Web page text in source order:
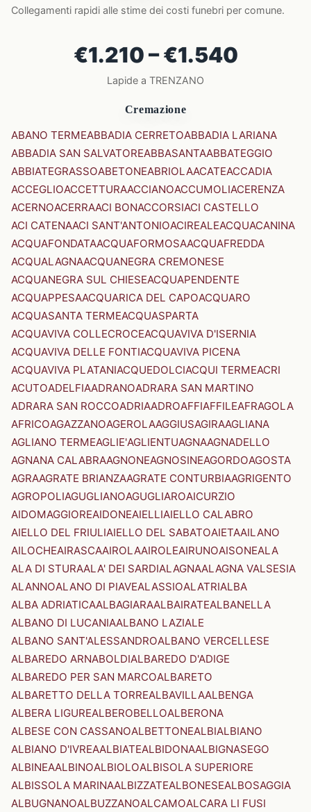
Collegamenti rapidi alle stime dei costi funebri per comune.
€1.210 – €1.540
Lapide a TRENZANO
Cremazione
ABANO TERMEABBADIA CERRETOABBADIA LARIANA
ABBADIA SAN SALVATOREABBASANTAABBATEGGIO
ABBIATEGRASSOABETONEABRIOLAACATEACCADIA
ACCEGLIOACCETTURAACCIANOACCUMOLIACERENZA
ACERNOACERRAACI BONACCORSIACI CASTELLO
ACI CATENAACI SANT'ANTONIOACIREALEACQUACANINA
ACQUAFONDATAACQUAFORMOSAACQUAFREDDA
ACQUALAGNAACQUANEGRA CREMONESE
ACQUANEGRA SUL CHIESEACQUAPENDENTE
ACQUAPPESAACQUARICA DEL CAPOACQUARO
ACQUASANTA TERMEACQUASPARTA
ACQUAVIVA COLLECROCEACQUAVIVA D'ISERNIA
ACQUAVIVA DELLE FONTIACQUAVIVA PICENA
ACQUAVIVA PLATANIACQUEDOLCIACQUI TERMEACRI
ACUTOADELFIAADRANOADRARA SAN MARTINO
ADRARA SAN ROCCOADRIAADROAFFIAFFILEAFRAGOLA
AFRICOAGAZZANOAGEROLAAGGIUSAGIRAAGLIANA
AGLIANO TERMEAGLIE'AGLIENTUAGNAAGNADELLO
AGNANA CALABRAAGNONEAGNOSINEAGORDOAGOSTA
AGRAAGRATE BRIANZAAGRATE CONTURBIAAGRIGENTO
AGROPOLIAGUGLIANOAGUGLIAROAICURZIO
AIDOMAGGIOREAIDONEAIELLIAIELLO CALABRO
AIELLO DEL FRIULIAIELLO DEL SABATOAIETAAILANO
AILOCHEAIRASCAAIROLAAIROLEAIRUNOAISONEALA
ALA DI STURAALA' DEI SARDIALAGNAALAGNA VALSESIA
ALANNOALANO DI PIAVEALASSIOALATRIALBA
ALBA ADRIATICAALBAGIARAALBAIRATEALBANELLA
ALBANO DI LUCANIAALBANO LAZIALE
ALBANO SANT'ALESSANDROALBANO VERCELLESE
ALBAREDO ARNABOLDIALBAREDO D'ADIGE
ALBAREDO PER SAN MARCOALBARETO
ALBARETTO DELLA TORREALBAVILLAALBENGA
ALBERA LIGUREALBEROBELLOALBERONA
ALBESE CON CASSANOALBETTONEALBIALBIANO
ALBIANO D'IVREAALBIATEALBIDONAALBIGNASEGO
ALBINEAALBINOALBIOLOALBISOLA SUPERIORE
ALBISSOLA MARINAALBIZZATEALBONESEALBOSAGGIA
ALBUGNANOALBUZZANOALCAMOALCARA LI FUSI